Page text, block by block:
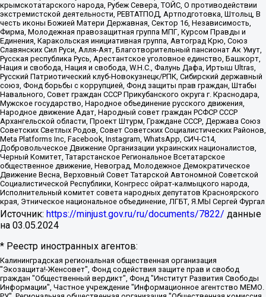
крымскотатарского народа, Рубеж Севера, ТОЙС, О противодействии
экстремистской деятельности, РЕВТАТПОД, Артподготовка, Штольц, В
честь иконы Божией Матери Державная, Сектор 16, Независимость,
Фирма, Молодежная правозащитная группа МПГ, Курсом Правды и
Единения, Каракольская инициативная группа, Автоград Крю, Союз
Славянских Сил Руси, Алля-Аят, Благотворительный пансионат Ак Умут,
Русская республика Русь, Арестантское уголовное единство, Башкорт,
Нация и свобода, Нация и свобода, W.H.С., Фалунь Дафа, Иртыш Ultras,
Русский Патриотический клуб-Новокузнецк/РПК, Сибирский державный
союз, Фонд борьбы с коррупцией, Фонд защиты прав граждан, Штабы
Навального, Совет граждан СССР Прикубанского округа г. Краснодара,
Мужское государство, Народное объединение русского движения,
Народное движение Адат, Народный совет граждан РСФСР СССР
Архангельской области, Проект Штурм, Граждане СССР, Держава Союз
Советских Светлых Родов, Совет Советских Социалистических Районов,
Meta Platforms Inc, Facebook, Instagram, WhatsApp, СИЧ-С14,
Добровольческое Движение Организации украинских националистов,
Черный Комитет, Татарстанское Региональное Всетатарское
общественное движение, Невоград, Молодежное Демократическое
Движение Весна, Верховный Совет Татарской Автономной Советской
Социалистической Республики, Конгресс ойрат-калмыцкого народа,
Исполнительный комитет совета народных депутатов Красноярского
края, Этническое национальное объединение, ЛГБТ, Я.МЫ Сергей Фургал
Источник: https://minjust.gov.ru/ru/documents/7822/ данные
на 03.05.2024
* Реестр иностранных агентов:
Калининградская региональная общественная организация "Экозащита!-Женсовет", Фонд содействия защите прав и свобод граждан "Общественный вердикт", Фонд "Институт Развития Свободы Информации", Частное учреждение "Информационное агентство МЕМО. РУ", Региональная общественная организация "Общественная комиссия по сохранению наследия академика Сахарова", Фонд поддержки свободы прессы, Санкт-Петербургская общественная правозащитная организация "Гражданский контроль", Межрегиональная общественная организация "Информационно-просветительский центр "Мемориал", Региональный Фонд "Центр Защиты Прав Средств Массовой Информации", с 05.12.2023 Фонд "Центр Защиты Прав Средств массовой информации", Региональная общественная благотворительная организация помощи беженцам и мигрантам "Гражданское содействие", Негосударственное образовательное учреждение дополнительного профессионального образования (повышение квалификации) специалистов "АКАДЕМИЯ ПО ПРАВАМ ЧЕЛОВЕКА", Свердловская региональная общественная организация "Сутяжник", Автономная некоммерческая организация "Центр независимых социологических исследований", Союз общественных объединений "Российский исследовательский центр по правам человека", Региональное общественное учреждение научно-информационный центр "МЕМОРИАЛ", Некоммерческая организация "Фонд защиты гласности", Автономная некоммерческая организация "Институт прав человека", Городская общественная организация "Екатеринбургское общество "МЕМОРИАЛ", Городская общественная организация "Рязанское историко-просветительское и правозащитное общество "Мемориал" (Рязанский Мемориал), Челябинский региональный орган общественной самодеятельности – женское общественное объединение "Женщины Евразии", Челябинский региональный орган общественной самодеятельности "Уральская правозащитная группа", Фонд содействия защите здоровья и социальной справедливости имени Андрея Рылькова, Автономная Некоммерческая Организация "Аналитический Центр Юрия Левады", Автономная некоммерческая организация социальной поддержки населения "Проект Апрель", Региональная общественная организация помощи женщинам и детям, находящимся в кризисной ситуации "Информационно-методический центр "Анна", Фонд содействия развитию массовых коммуникаций и правовому просвещению "Так-так-Так", Фонд содействия устойчивому развитию "Серебряная тайга", Свердловский региональный общественный фонд социальных проектов "Новое время", "Idel.Реалии", Кавказ.Реалии, Крым.Реалии, Телеканал Настоящее Время, Татаро-башкирская служба Радио Свобода (Azatliq Radiosi), Радио Свободная Европа/Радио Свобода (PCE/PC), "Сибирь.Реалии", "Фактограф", Благотворительный фонд помощи осужденным и их семьям, Автономная некоммерческая организация "Институт глобализации и социальных движений", Фонд "В защиту прав заключенных", Частное учреждение "Центр поддержки и содействия развитию средств массовой информации", Пензенский региональный общественный благотворительный фонд "Гражданский союз", "Север.Реалии", Некоммерческая организация Фонд "Правовая инициатива", Общество с ограниченной ответственностью "Радио Свободная Европа/Радио Свобода", Чешское информационное агентство "MEDIUM-ORIENT", Красноярская региональная общественная организация "Мы против СПИДа", Камалягин Денис Николаевич, Маркелов Сергей Евгеньевич, Пономарев Лев Александрович, Савицкая Людмила Алексеевна, Автономная некоммерческая организация "Центр по работе с проблемой насилия "НАСИЛИЮ.НЕТ", Межрегиональный профессиональный союз работников здравоохранения "Альянс врачей", Юридическое лицо, зарегистрированное в Латвийской Республике, SIA "Medusa Project" (регистрационный номер 40103797863, дата регистрации 10.06.2014), Некоммерческая организация "Фонд по борьбе с коррупцией", Автономная некоммерческая организация "Институт права и публичной политики", Баданин Роман Сергеевич, Гликин Максим Александрович, Железнова Мария Михайловна, Лукьянова Юлия Сергеевна, Маетная Елизавета Витальевна, Маняхин Петр Борисович, Чуракова Ольга Владимировна, Ярош Юлия Петровна, Юридическое лицо "The Insider SIA", зарегистрированное в Риге, Латвийская Республика (дата регистрации 26.06.2015), являющееся администратором доменного имени интернет-издания "The Insider SIA", https://theins.ru, Постернак Алексей Евгеньевич, Рубин Михаил Аркадьевич, Анин Роман Александрович, Юридическое лицо Istories fonds, зарегистрированное в Латвийской Республике (регистрационный номер 50008295751, дата регистрации 24.02.2020), Великовский Дмитрий Александрович, Долинина Ирина Николаевна, Мароховская Алеся Алексеевна, Шлейнов Роман Юрьевич, Шмагун Олеся Валентиновна, Общество с ограниченной ответственностью "Альтаир 2021", Общество с ограниченной ответственностью "Вега 2021", Общество с ограниченной ответственностью "Главный редактор 2021", Общество с ограниченной ответственностью "Ромашки монолит", Важенков Артем Валерьевич, Ивановская областная общественная организация "Центр гендерных исследований", Гурман Юрий Альбертович, Медиапроект "ОВД-Инфо", Егоров Владимир Владимирович, Жилинский Владимир Александрович, Общество с ограниченной ответственностью "ЗП", Иванова София Юрьевна, Карезина Инна Павловна, Кильтау Екатерина Викторовна, Петров Алексей Викторович, Пискунов Сергей Евгеньевич, Смирнов Сергей Сергеевич, Тихонов Михаил Сергеевич, Общество с ограниченной ответственностью "ЖУРНАЛИСТ-ИНОСТРАННЫЙ АГЕНТ", Арапова Галина Юрьевна, Вольтская Татьяна Анатольевна, Американская компания "Mason G.E.S. Anonymous Foundation" (США), являющаяся владельцем интернет-издания https://mnews.world/, Компания "Stichting Bellingcat", зарегистрированная в Нидерландах (дата регистрации 11.07.2018), Захаров Андрей Вячеславович, Клепиковская Екатерина Дмитриевна, Общество с ограниченной ответственностью "МЕМО", Перл Роман Александрович, Симонов Евгений Алексеевич, Соловьева Елена Анатольевна, Сотников Даниил Владимирович, Сурначева Елизавета Дмитриевна, Автономная некоммерческая организация по защите прав человека и информированию населения "Якутия – Наше Мнение", Общество с ограниченной ответственностью "Москоу диджитал медиа", с 26.01.2023 Общество с ограниченной ответственностью "Чайка Белые сады", Ветошкина Валерия Валерьевна, Заговора Максим Александрович, Межрегиональное общественное движение "Российская ЛГБТ - сеть", Оленичев Максим Владимирович, Павлов Иван Юрьевич, Скворцова Елена Сергеевна, Общество с ограниченной ответственностью "Как бы инагент", Кочетков Игорь Викторович, Общество с ограниченной ответственностью "Честные выборы", Еланчик Олег Александрович, Общество с ограниченной ответственностью "Нобелевский призыв", Гималова Регина Эмилевна, Григорьев Андрей Валерьевич, Григорьева Алина Александровна, Ассоциация по содействию защите прав призывников, альтернативнослужащих и военнослужащих "Правозащитная группа "Гражданин.Армия.Право", Хисамова Регина Фаритовна, Автономная некоммерческая организация по реализации социально-правовых программ "Лилит", Дальневосточное общественное движение "Маяк", Санкт-Петербургская ЛГБТ-инициативная группа "Выход", Инициативная группа ЛГБТ+ "Реверс", Алексеев Андрей Викторович, Бекбулатова Таисия Львовна, Беляев Иван Михайлович, Владыкина Елена Сергеевна, Гельман Марат Александрович, Никульшина Вероника Юрьевна, Толоконникова Надежда Андреевна, Шендерович Виктор Анатольевич, Общество с ограниченной ответственностью "Данное сообщение", Общество с ограниченной ответственностью Издательский дом "Новая глава", Айнбиндер Александра Александровна, Московский комьюнити-центр для ЛГБТ+инициатив, Благотворительный фонд развития филантропии, Deutsche Welle (Германия, Kurt-Schumacher-Strasse 3, 53113 Bonn), Борзунова Мария Михайловна, Воробьев Виктор Викторович, Голубева Анна Львовна, Константинова Алла Михайловна, Малкова Ирина Владимировна, Мурадов Мурад Абдулгалимович, Осетинская Елизавета Николаевна, Понасенков Евгений Николаевич, Ганапольский Матвей Юрьевич, Киселев Евгений Алексеевич, Борухович Ирина Григорьевна, Дремин Иван Тимофеевич, Дубровский Дмитрий Викторович, Красноярская региональная общественная организация поддержки и развития альтернативных образовательных технологий и межкультурных коммуникаций "ИНТЕРРА", Маяковская Екатерина Алексеевна, Фейгин Марк Захарович, Филимонов Андрей Викторович, Дзугкоева Регина Николаевна, Доброхотов Роман Александрович, Дудь Юрий Александрович, Елкин Сергей Владимирович, Кругликов Кирилл Игоревич, Сабунаева Мария Леонидовна, Семенов Алексей Владимирович, Шаинян Карен Багратович, Шульман Екатерина Михайловна, Асафьев Артур Валерьевич, Вахштайн Виктор Семенович, Венедиктов Алексей Алексеевич, Лушникова Екатерина Евгеньевна, Волков Леонид Михайлович, Невзоров Александр Глебович, Пархоменко Сергей Борисович, Сироткин Ярослав Николаевич, Кара-Мурза Владимир Владимирович, Баранова Наталья Владимировна, Гозман Леонид Яковлевич, Кагарлицкий Борис Юльевич, Климарев Михаил Валерьевич, Милов Владимир Станиславович, Автономная некоммерческая организация Краснодарский центр современного искусства "Типография", Моргенштерн Алишер Тагирович, Соболь Любовь Эдуардовна, Общество с ограниченной ответственностью "ЛИЗА НОРМ", Каспаров Гарри Кимович, Ходорковский Михаил Борисович, Общество с ограниченной ответственностью "Апрельские тезисы", Данилович Ирина Брониславовна, Кашин Олег Владимирович, Петров Николай Владимирович, Пивоваров Алексей Владимирович, Соколов Михаил Владимирович, Цветкова Юлия Владимировна, Чичваркин Евгений Александрович, Комитет против пыток/Команда против пыток, Общество с ограниченной ответственностью "Первый научный", Общество с ограниченной ответственностью "Вертолет и ко", Белоцерковская Вероника Борисовна, Кац Максим Евгеньевич, Лазарева Татьяна Юрьевна, Шаведдинов Руслан Табризович, Яшин Илья Валерьевич, Общество с ограниченной ответственностью "Иноагент ААВ", Алешковский Дмитрий Петрович, Альбац Евгения Марковна, Быков Дмитрий Львович, Галямина Юлия Евгеньевна, Лойко Сергей Леонидович, Мартынов Кирилл Константинович, Медведев Сергей Александрович, Крашенинников Федор Геннадиевич, Гордеева Катерина Вл